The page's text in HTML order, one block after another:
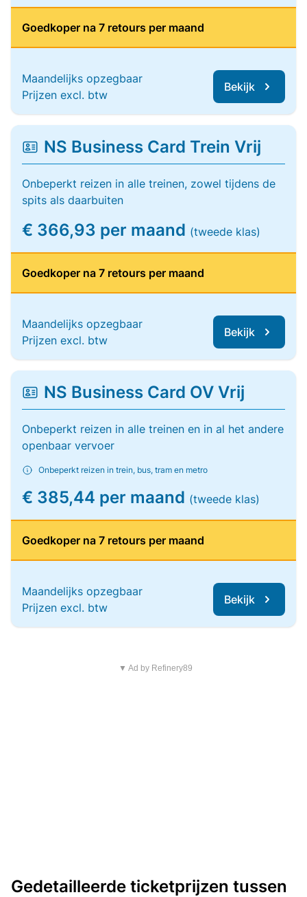
Goedkoper na 7 retours per maand
Maandelijks opzegbaar
Prijzen excl. btw
Bekijk
NS Business Card Trein Vrij
Onbeperkt reizen in alle treinen, zowel tijdens de
spits als daarbuiten
€ 366,93 per maand (tweede klas)
Goedkoper na 7 retours per maand
Maandelijks opzegbaar
Prijzen excl. btw
Bekijk
NS Business Card OV Vrij
Onbeperkt reizen in alle treinen en in al het andere
openbaar vervoer
Onbeperkt reizen in trein, bus, tram en metro
€ 385,44 per maand (tweede klas)
Goedkoper na 7 retours per maand
Maandelijks opzegbaar
Prijzen excl. btw
Bekijk
▼ Ad by Refinery89
Gedetailleerde ticketprijzen tussen